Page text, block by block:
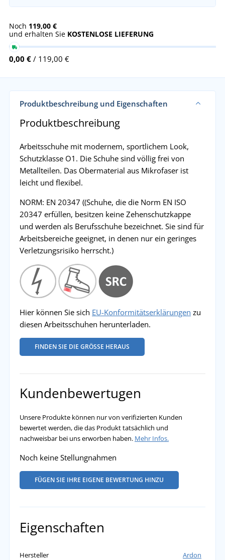
Noch 119,00 €
und erhalten Sie KOSTENLOSE LIEFERUNG
0,00 € / 119,00 €
Produktbeschreibung und Eigenschaften
Produktbeschreibung
Arbeitsschuhe mit modernem, sportlichem Look,
Schutzklasse O1. Die Schuhe sind völlig frei von
Metallteilen. Das Obermaterial aus Mikrofaser ist
leicht und flexibel.
NORM: EN 20347 ((Schuhe, die die Norm EN ISO
20347 erfüllen, besitzen keine Zehenschutzkappe
und werden als Berufsschuhe bezeichnet. Sie sind für
Arbeitsbereiche geeignet, in denen nur ein geringes
Verletzungsrisiko herrscht.)
Hier können Sie sich EU-Konformitätserklärungen zu
diesen Arbeitsschuhen herunterladen.
FINDEN SIE DIE GRÖSSE HERAUS
Kundenbewertugen
Unsere Produkte können nur von verifizierten Kunden
bewertet werden, die das Produkt tatsächlich und
nachweisbar bei uns erworben haben. Mehr Infos.
Noch keine Stellungnahmen
FÜGEN SIE IHRE EIGENE BEWERTUNG HINZU
Eigenschaften
Hersteller Ardon